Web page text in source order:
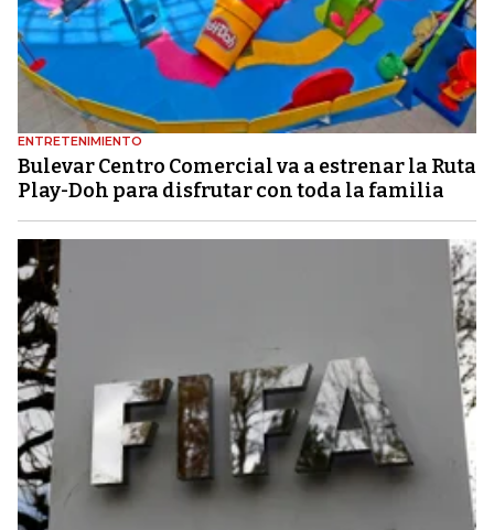
ENTRETENIMIENTO
Bulevar Centro Comercial va a estrenar la Ruta
Play-Doh para disfrutar con toda la familia